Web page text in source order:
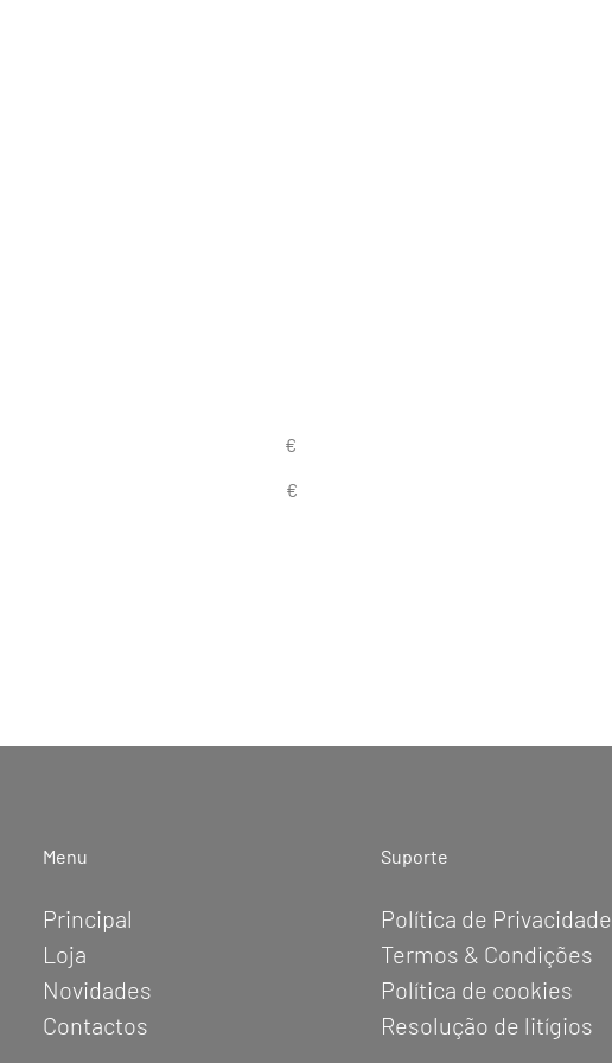
Menu
Principal
Loja
Novidades
Contactos
Suporte
Política de Privacidade
Termos & Condições
Política de cookies
Resolução de litígios